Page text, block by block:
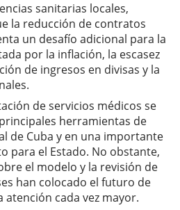
sanitarias locales,
la reducción de contratos
un desafío adicional para la
por la inflación, la escasez
de ingresos en divisas y la
de servicios médicos se
herramientas de
de Cuba y en una importante
para el Estado. No obstante,
el modelo y la revisión de
han colocado el futuro de
atención cada vez mayor.